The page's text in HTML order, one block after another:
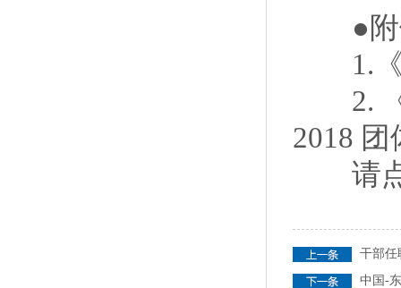
●附
1.《
2. 《“
2018
请点
干部任
中国-